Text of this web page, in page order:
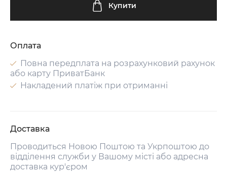
Купити
Оплата
Повна передплата на розрахунковий рахунок
або карту ПриватБанк
Накладений платіж при отриманні
Доставка
Проводиться Новою Поштою та Укрпоштою до
відділення служби у Вашому місті або адресна
доставка кур'єром